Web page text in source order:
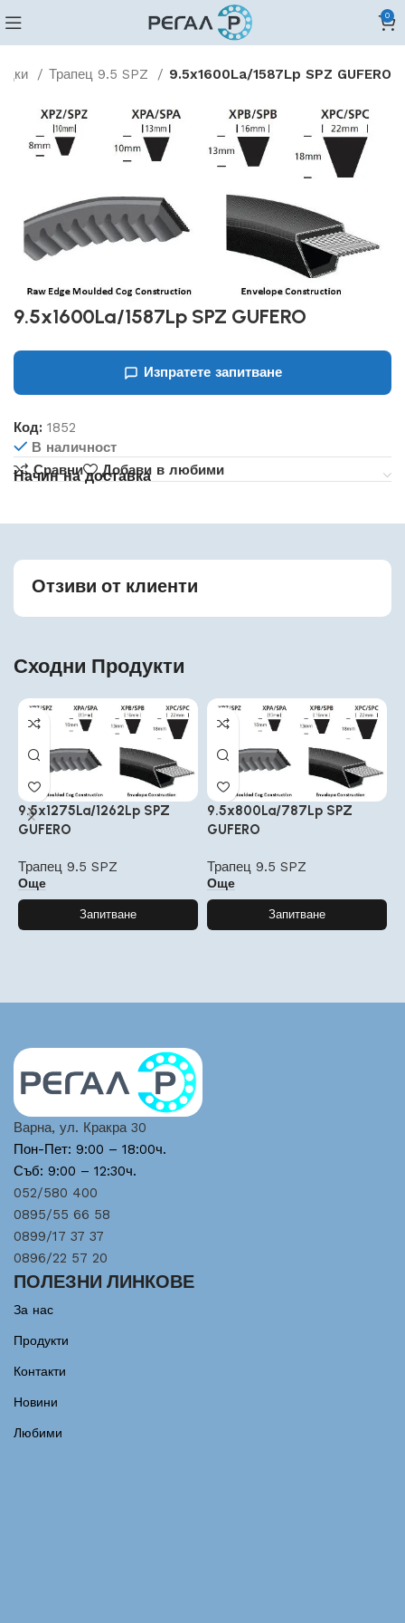
0
Трапец 9.5 SPZ 9.5x1600La/1587Lp SPZ GUFERO
9.5x1600La/1587Lp SPZ GUFERO
Изпратете запитване
Код:1852
В наличност
Сравни
Добави в любими
Начин на доставка
Отзиви от клиенти
Сходни Продукти
9.5x1275La/1262Lp SPZ
GUFERO
Трапец 9.5 SPZ
Още
Запитване
9.5x800La/787Lp SPZ
GUFERO
Трапец 9.5 SPZ
Още
Запитване
Варна, ул. Кракра 30
Пон-Пет: 9:00 – 18:00ч.
Съб: 9:00 – 12:30ч.
052/580 400
0895/55 66 58
0899/17 37 37
0896/22 57 20
ПОЛЕЗНИ ЛИНКОВЕ
За нас
Продукти
Контакти
Новини
Любими